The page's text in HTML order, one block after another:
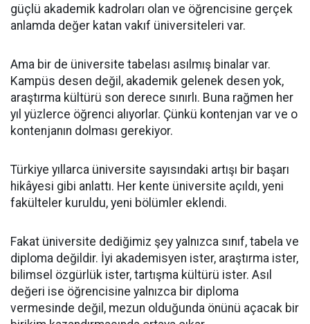
güçlü akademik kadroları olan ve öğrencisine gerçek
anlamda değer katan vakıf üniversiteleri var.
Ama bir de üniversite tabelası asılmış binalar var.
Kampüs desen değil, akademik gelenek desen yok,
araştırma kültürü son derece sınırlı. Buna rağmen her
yıl yüzlerce öğrenci alıyorlar. Çünkü kontenjan var ve o
kontenjanın dolması gerekiyor.
Türkiye yıllarca üniversite sayısındaki artışı bir başarı
hikâyesi gibi anlattı. Her kente üniversite açıldı, yeni
fakülteler kuruldu, yeni bölümler eklendi.
Fakat üniversite dediğimiz şey yalnızca sınıf, tabela ve
diploma değildir. İyi akademisyen ister, araştırma ister,
bilimsel özgürlük ister, tartışma kültürü ister. Asıl
değeri ise öğrencisine yalnızca bir diploma
vermesinde değil, mezun olduğunda önünü açacak bir